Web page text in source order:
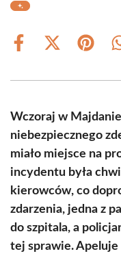
Share
Share
(Twitter)
Share
Wczoraj w
niebezpiecznego
miało miejsce na
incydentu była
kierowców, co
zdarzenia, jedna z
do szpitala, a
tej sprawie.